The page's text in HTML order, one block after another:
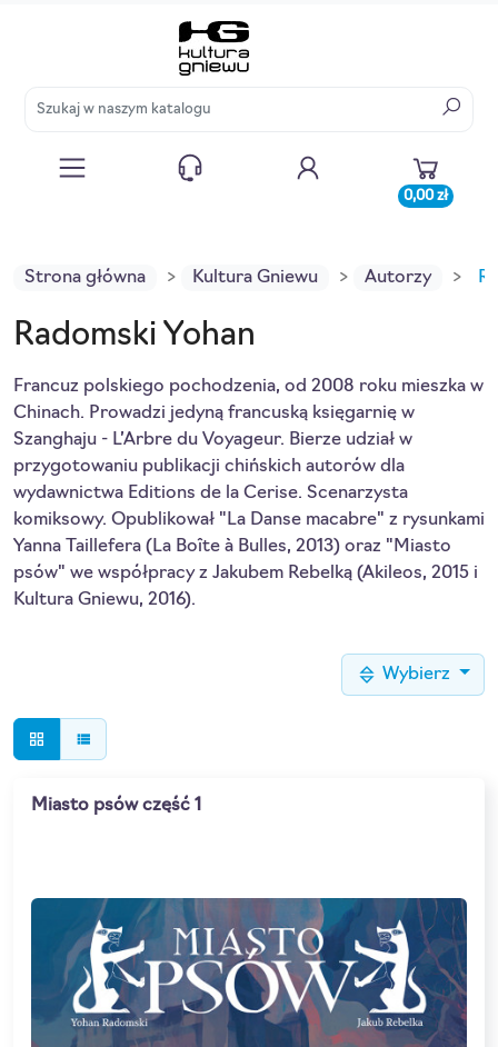
0,00 zł
Strona główna Kultura Gniewu Autorzy
Radomski Yohan
Francuz polskiego pochodzenia, od 2008 roku mieszka w
Chinach. Prowadzi jedyną francuską księgarnię w
Szanghaju - L’Arbre du Voyageur. Bierze udział w
przygotowaniu publikacji chińskich autorów dla
wydawnictwa Editions de la Cerise. Scenarzysta
komiksowy. Opublikował "La Danse macabre" z rysunkami
Yanna Taillefera (La Boîte à Bulles, 2013) oraz "Miasto
psów" we współpracy z Jakubem Rebelką (Akileos, 2015 i
Kultura Gniewu, 2016).
Wybierz
grid_view view_list
Miasto psów część 1